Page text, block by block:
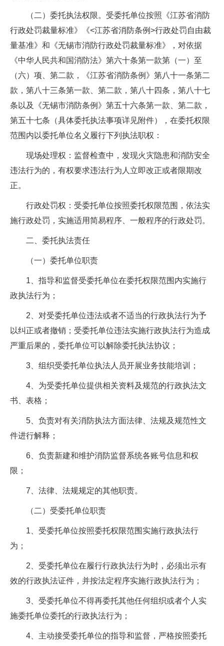
（二）委托执法权限。受委托单位按照《江苏省消防
行政处罚裁量标准》《<江苏省消防条例>行政处罚自由裁
量基准》和《无锡市消防行政处罚裁量标准》，对依据
《中华人民共和国消防法》第六十条第一款第（一）至
（六）项、第二款，《江苏省消防条例》第八十一条第二
款，第八十三条第一款、第二款，第八十四条，第八十七
条以及《无锡市消防条例》第五十六条第一款、第二款，
第五十七条（具体委托执法事项详见附件），在委托权限
范围内以委托单位名义履行下列执法职权：
现场处理权：监督检查中，发现火灾隐患和消防安全
违法行为的，有权要求违法行为人立即改正或者限期改
正。
行政处罚权：受委托单位按照委托权限范围，依法实
施行政处罚，实施适用简易程序、一般程序的行政处罚。
二、委托执法责任
（一）委托单位职责
1、指导和监督受委托单位在委托权限范围内实施行
政执法行为；
2、对受委托单位违法或者不适当的行政执法行为予
以纠正或者撤销；受委托单位违法实施行政执法行为造成
严重后果的，委托单位可以解除委托执法协议；
3、组织受委托单位执法人员开展业务技能培训；
4、为受委托单位提供相关资料及规范的行政执法文
书、表格；
5、负责对有关消防执法方面法律、法规及规范性文
件进行解释；
6、负责新建和维护消防监督系统各账号信息和权
限；
7、法律、法规规定的其他职责。
（二）受委托单位职责
1、受委托单位按照委托权限范围实施行政执法行
为；
2、受委托单位在履行行政执法行为时，必须出示有
效的行政执法证件，并按法定程序实施行政执法行为；
3、受委托单位不得再委托其他任何组织或者个人实
施委托单位委托的行政执法行为；
4、主动接受委托单位的指导和监督，严格按照委托